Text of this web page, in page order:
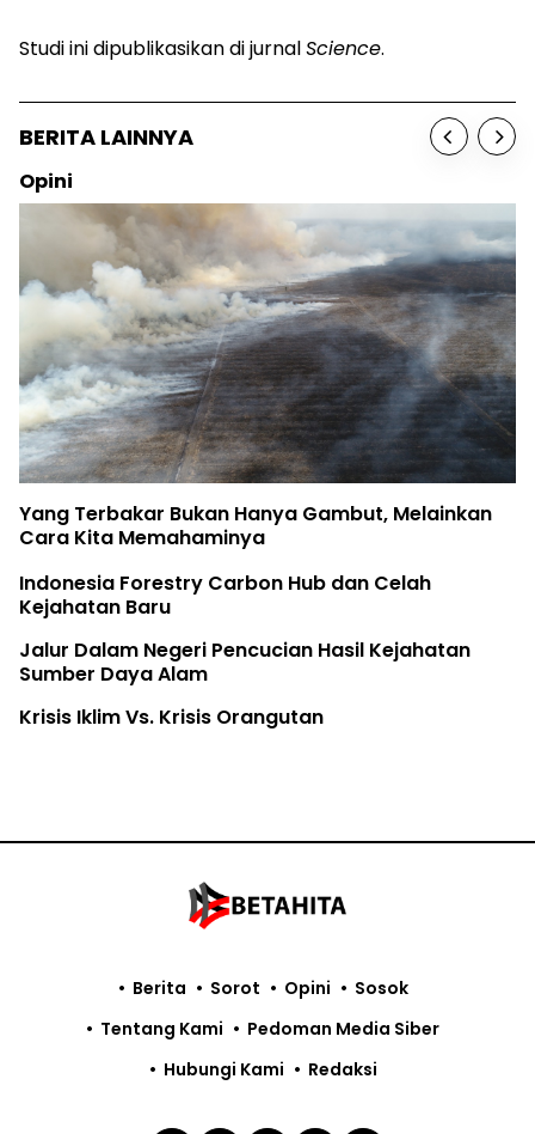
Studi ini dipublikasikan di jurnalScience.
BERITA LAINNYA
Opini
Yang Terbakar Bukan Hanya Gambut, Melainkan
Cara Kita Memahaminya
Indonesia Forestry Carbon Hub dan Celah
Kejahatan Baru
Jalur Dalam Negeri Pencucian Hasil Kejahatan
Sumber Daya Alam
Krisis Iklim Vs. Krisis Orangutan
Berita Sorot Opini
Sosok
Tentang Kami
Pedoman Media Siber
Hubungi Kami
Redaksi